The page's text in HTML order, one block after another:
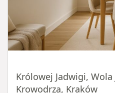
Królowej Jadwigi,
Krowodrza, Kraków